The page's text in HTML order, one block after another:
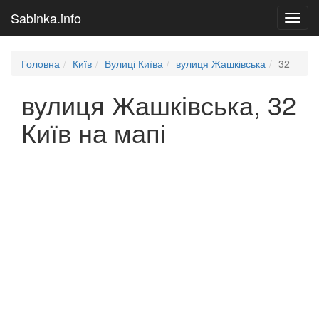
Sabinka.info
Головна Київ Вулиці Київа вулиця Жашківська 32
вулиця Жашківська, 32
Київ на мапі